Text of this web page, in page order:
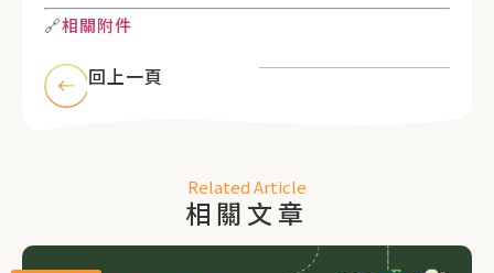
🔗相關附件
回上一頁
Related Article
相關文章